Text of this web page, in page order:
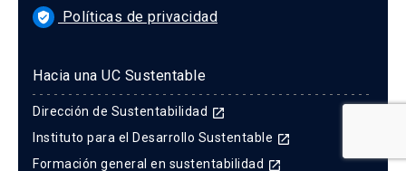
verified_user Políticas de privacidad
Hacia una UC Sustentable
Dirección de Sustentabilidad launch
Instituto para el Desarrollo Sustentable launch
Formación general en sustentabilidad launch